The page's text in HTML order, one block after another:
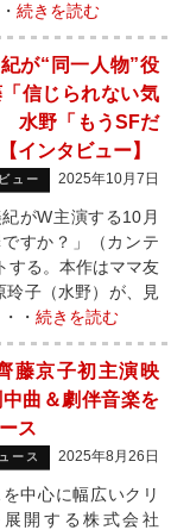
続きを読む
が“同一人物”役
じられない気
水野「もうSFだ
インタビュー】
ュー 2025年10月7日
がW主演する10月
すか？」（カンテ
する。本作はママ友
玲子（水野）が、見
・ 続きを読む
藤京子初主演映
曲＆劇伴音楽を
ス
ース 2025年8月26日
中心に幅広いクリ
開する株式会社